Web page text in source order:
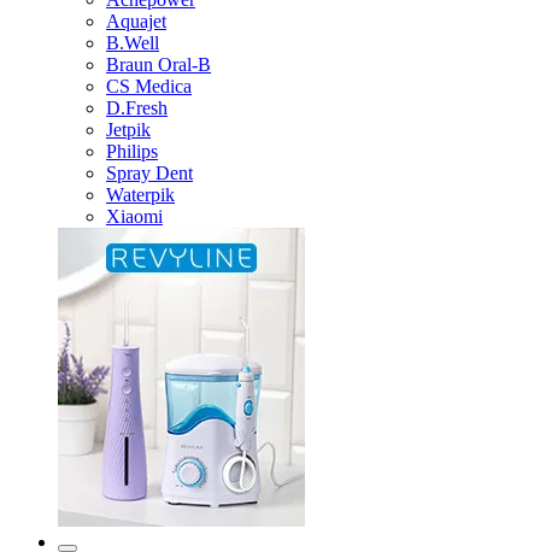
Aquajet
B.Well
Braun Oral-B
CS Medica
D.Fresh
Jetpik
Philips
Spray Dent
Waterpik
Xiaomi